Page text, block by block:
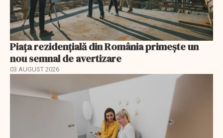
Piața rezidențială din România primește un
nou semnal de avertizare
03 AUGUST 2026